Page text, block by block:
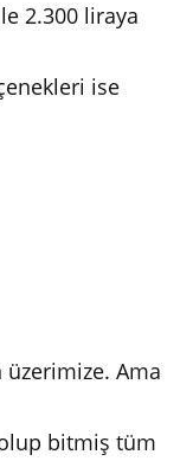
2.300 liraya
ise
Ama
bitmiş tüm